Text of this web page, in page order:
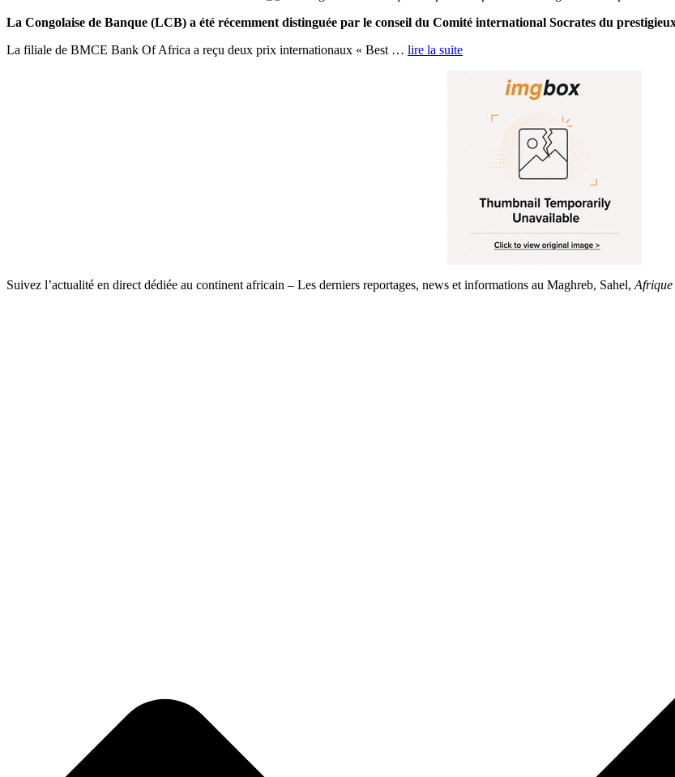
La Congolaise de Banque (LCB) a été récemment distinguée par le conseil du Comité international Socrates du
La filiale de BMCE Bank Of Africa a reçu deux prix internationaux « Best … lire la suite
Suivez l’actualité en direct dédiée au continent africain – Les derniers reportages, news et informations au Maghreb, Sahel, Afrique